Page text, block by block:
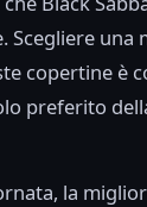
Scegliere una
copertine è
preferito
la